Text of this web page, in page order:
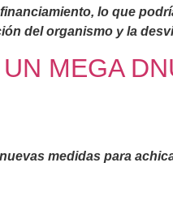
lo que
del organismo y la
MEGA
medidas para